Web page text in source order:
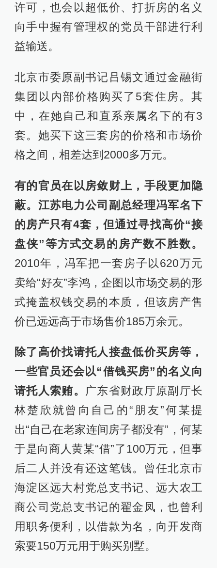
许可，也会以超低价、打折房的名义
向手中握有管理权的党员干部进行利
益输送。
北京市委原副书记吕锡文通过金融街
集团以内部价格购买了5套住房。其
中，在她自己和直系亲属名下的有3
套。她买下这三套房的价格和市场价
格之间，相差达到2000多万元。
有的官员在以房敛财上，手段更加隐
蔽。江苏电力公司副总经理冯军名下
的房产只有4套，但通过寻找高价“接
盘侠”等方式交易的房产数不胜数。
2010年，冯军把一套房子以620万元
卖给“好友”李鸿，企图以市场交易的形
式掩盖权钱交易的本质，但该房产售
价已远远高于市场售价185万余元。
除了高价找请托人接盘低价买房等，
一些官员还会以“借钱买房”的名义向
请托人索贿。 广东省财政厅原副厅长
林楚欣就曾向自己的“朋友”何某提
出“自己在老家连间房子都没有”，何某
于是向商人黄某“借”了100万元，但事
后二人并没有还这笔钱。曾任北京市
海淀区远大村党总支书记、远大农工
商公司党总支书记的翟金凤，也曾利
用职务便利，以借款为名，向开发商
索要150万元用于购买别墅。